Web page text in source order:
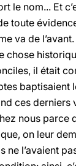
le nom... Et
toute
va de
chose
il était
baptisaient
ces derniers
nous parce
on leur
ne l’avaient